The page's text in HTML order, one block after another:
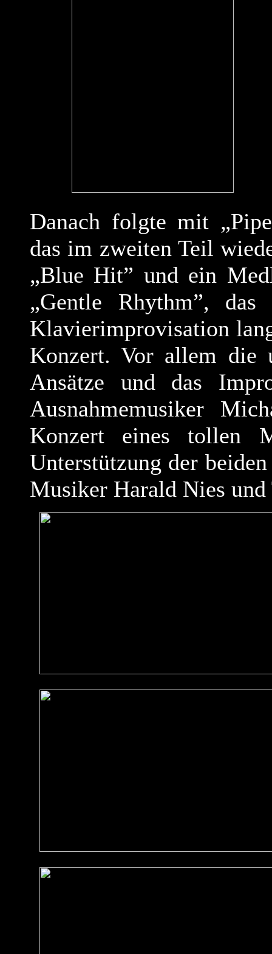
Danach folgte mit
das im zweiten Teil
„Blue Hit” und ein
„Gentle Rhythm”,
Klavierimprovisation
Konzert. Vor allem die
Ansätze und das
Ausnahmemusiker
Konzert eines tollen
Unterstützung der
Musiker Harald Nies